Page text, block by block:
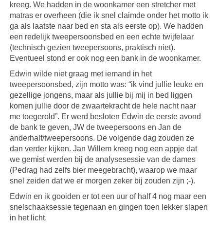
kreeg. We hadden in de woonkamer een stretcher met
matras er overheen (die ik snel claimde onder het motto ik
ga als laatste naar bed en sta als eerste op). We hadden
een redelijk tweepersoonsbed en een echte twijfelaar
(technisch gezien tweepersoons, praktisch niet).
Eventueel stond er ook nog een bank in de woonkamer.
Edwin wilde niet graag met iemand in het
tweepersoonsbed, zijn motto was: “ik vind jullie leuke en
gezellige jongens, maar als jullie bij mij in bed liggen
komen jullie door de zwaartekracht de hele nacht naar
me toegerold”. Er werd besloten Edwin de eerste avond
de bank te geven, JW de tweepersoons en Jan de
anderhalf/tweepersoons. De volgende dag zouden ze
dan verder kijken. Jan Willem kreeg nog een appje dat
we gemist werden bij de analysesessie van de dames
(Pedrag had zelfs bier meegebracht), waarop we maar
snel zeiden dat we er morgen zeker bij zouden zijn ;-).
Edwin en ik gooiden er tot een uur of half 4 nog maar een
snelschaaksessie tegenaan en gingen toen lekker slapen
in het licht.